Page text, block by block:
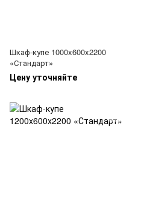
Шкаф-купе 1000x600x2200
«Стандарт»
Цену уточняйте